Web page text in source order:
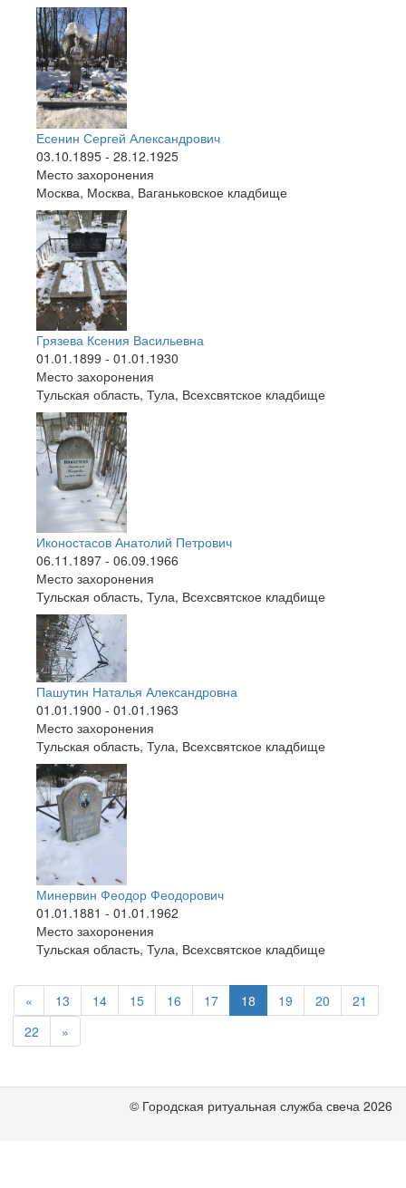
Есенин Сергей Александрович
03.10.1895 - 28.12.1925
Место захоронения
Москва, Москва, Ваганьковское кладбище
Грязева Ксения Васильевна
01.01.1899 - 01.01.1930
Место захоронения
Тульская область, Тула, Всехсвятское кладбище
Иконостасов Анатолий Петрович
06.11.1897 - 06.09.1966
Место захоронения
Тульская область, Тула, Всехсвятское кладбище
Пашутин Наталья Александровна
01.01.1900 - 01.01.1963
Место захоронения
Тульская область, Тула, Всехсвятское кладбище
Минервин Феодор Феодорович
01.01.1881 - 01.01.1962
Место захоронения
Тульская область, Тула, Всехсвятское кладбище
« 13 14 15 16 17 18 19 20
21
22
»
© Городская ритуальная служба свеча 2026